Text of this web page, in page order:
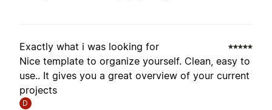
Exactly what i was looking for
Nice template to organize yourself. Clean, easy to
use.. It gives you a great overview of your current
projects
D